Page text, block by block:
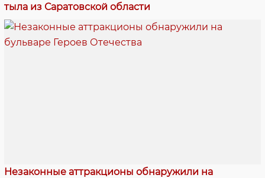
тыла из Саратовской области
Незаконные аттракционы обнаружили на